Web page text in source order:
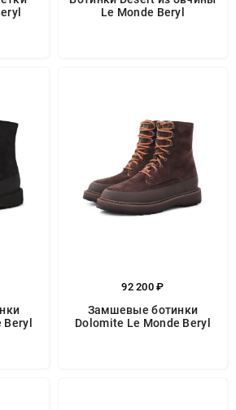
Le Monde Beryl
92 200 ₽
Замшевые ботинки
Dolomite Le Monde Beryl